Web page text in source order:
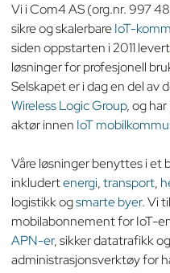
Vi i Com4 AS (org.nr. 997
sikre og skalerbareIoT-
siden oppstarten i 2011 levert
løsninger for profesjonell
Selskapet er i dag en del
Wireless Logic Group, og
aktør innen IoT
Våre løsninger benyttes i et
inkludertenergi,transport,
logistikk ogsmarte byer. Vi
mobilabonnement for IoT-
APN-er, sikker datatrafikk
administrasjonsverktøy for